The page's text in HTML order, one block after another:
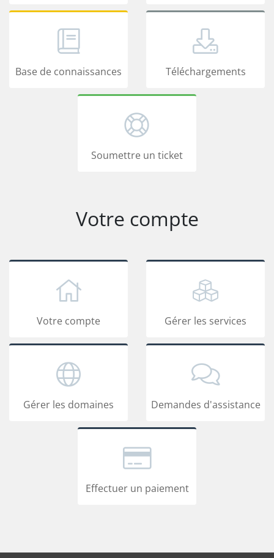
Base de connaissances Téléchargements
Soumettre un ticket
Votre compte
Votre compte Gérer les services
Gérer les domaines Demandes d'assistance
Effectuer un paiement